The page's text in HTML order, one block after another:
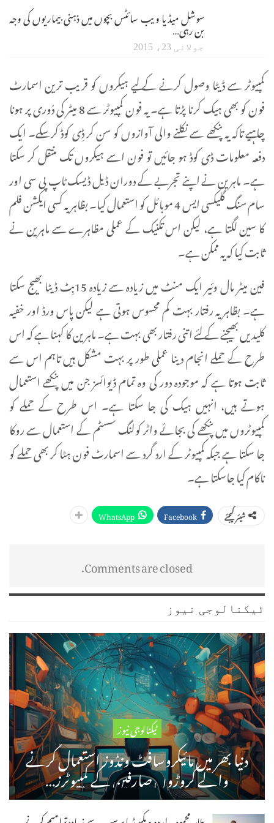
سوشل میڈیا ویب سائٹس بچوں میں ذہنی بیماریوں کی وجہ
بن رہی…
جولائی 23، 2015
کمپیوٹر سے ڈیٹا وصول کرنے کے لیے ہیکروں کو قریب ترین اسمارٹ
فون کو بھی ہیک کرنا پڑتا ہے۔ یہ فون کمپیوٹر سے 8 میٹر کی دُوری پر ہونا
چاہیے تاکہ یہ پنکھے سے نکلنے والی آوازوں کو سن کر ڈِی کوڈ کر سکے۔ ایک
دفعہ معلومات ڈی کوڈ ہو جائیں تو فون اسے ہیکروں تک منتقل کر سکتا
ہے۔ ماہرین نے اپنے تجربے کے دوران ڈیل ڈیسک ٹاپ پی سی اور
سام سنگ گلیکسی ایس 4 موبائل کو استعمال کیا۔ بظاہر یہ کسی ایکشن فلم
کا سین لگتا ہے، لیکن اس تکنیک کے عملی مظاہرے سے ماہرین نے
ثابت کیا کہ یہ ممکن ہے۔
فین میٹر مال وئیر ایک منٹ میں زیادہ سے زیادہ 15بِٹ ڈیٹا بھیج سکتا
ہے۔ بظاہر یہ رفتار بہت کم محسوس ہوتی ہے لیکن پاس ورڈ اور خفیہ
کلیدیں بھیجنے کے لئے اتنی رفتار بھی بہت ہے۔ ماہرین کا کہنا ہے کہ اس
طرح کے حملے انجام دینا عملی طور پر بہت مشکل ہیں تاہم اس سے
ثابت ہوتا ہے کہ موجودہ دور کی وہ تمام ڈیوائسز جن میں پنکھے استعمال
ہوتے ہیں، انہیں ہیک کی جا سکتا ہے۔ اس طرح کے حملے کو
کمپیوٹروں میں پنکھے کی بجائے واٹر کولنگ سسٹم کے استعمال سے روکا
جا سکتا ہے جبکہ کمپیوٹر کے ارد گرد سے اسمارٹ فون ہٹا کر بھی حملے کو
ناکام کیا جاسکتا ہے۔
شیئر کیجئے Facebook
WhatsApp
Comments are closed.
ٹیکنالوجی نیوز
ٹیکنالوجی نیوز
دنیا بھر میں مائیکروسافٹ ونڈوز استعمال کرنے
والے کروڑوں صارفین کے کمپیوٹرز…